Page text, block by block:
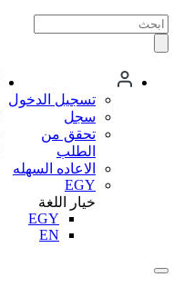
تسجيل الدخول
سجل
تحقق من
الطلب
الاعاده السهله
EGY
خيار اللغة
EGY
EN